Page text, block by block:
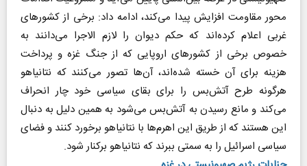
محور مقاومت افزایش پیدا می‌کند، ادامه داد: برخی از کشور‌های
غربی اعلام کرده‌اند که حکم دیوان را لازم الاجرا می‌دانند به
خصوص برخی از کشور‌های اروپایی که از جنگ غزه و پرداخت
هزینه برای آن خسته شده‌اند، آن‌ها تصور می‌کنند که نتانیاهو
هرگونه طرح آتش‌بس را برای بقای سیاسی خود چار انحراف
می‌کند و مانع رسیدن به آتش‌بس می‌شود به همین دلیل به دنبال
این هستند که از طریق این اهرم‌ها با نتانیاهو برخورد کنند و فضای
سیاسی اسرائیل را به سمتی ببرند که نتانیاهو برکنار شود.